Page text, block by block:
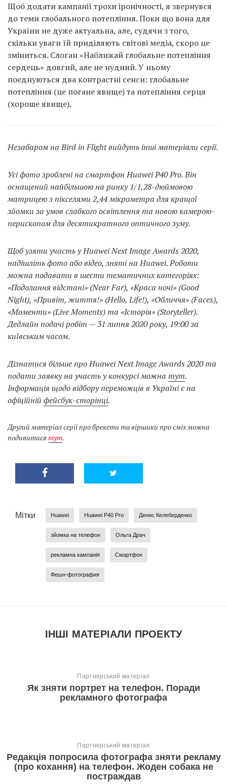
Щоб додати кампанії трохи іронічності, я звернувся
до теми глобального потепління. Поки що вона для
України не дуже актуальна, але, судячи з того,
скільки уваги їй приділяють світові медіа, скоро це
зміниться. Слоган «Наближай глобальне потепління
сердець» довгий, але не нудний. У ньому
поєднуються два контрастні сенси: глобальне
потепління (це погане явище) та потепління серця
(хороше явище).
Незабаром на Bird in Flight вийдуть інші матеріали серії.
Усі фото зроблені на смартфон Huawei P40 Pro. Він
оснащений найбільшою на ринку 1/1,28-дюймовою
матрицею з пікселями 2,44 мікрометра для кращої
зйомки за умов слабкого освітлення та новою камерою-
перископом для десятикратного оптичного зуму.
Щоб узяти участь у Huawei Next Image Awards 2020,
надішліть фото або відео, зняті на Huawei. Роботи
можна подавати в шести тематичних категоріях:
«Подолання відстані» (Near Far), «Краса ночі» (Good
Night), «Привіт, життя!» (Hello, Life!), «Обличчя» (Faces),
«Моменти» (Live Moments) та «Історія» (Storyteller).
Дедлайн подачі робіт — 31 липня 2020 року, 19:00 за
київським часом.
Дізнатися більше про Huawei Next Image Awards 2020 та
подати заявку на участь у конкурсі можна тут.
Інформація щодо відбору переможців в Україні є на
офіційній фейсбук-сторінці.
Другий матеріал серії про брекети та віршики про сміх можна
подивитисятут.
Мітки Huawei Huawei P40 Pro Денис Келеберденко
зйомка на телефон Ольга Драч
рекламна кампанія Смартфон
Фешн-фотография
ІНШІ МАТЕРІАЛИ ПРОЕКТУ
Партнерський матеріал
Як зняти портрет на телефон. Поради
рекламного фотографа
Партнерський матеріал
Редакція попросила фотографа зняти рекламу
(про кохання) на телефон. Жоден собака не
постраждав